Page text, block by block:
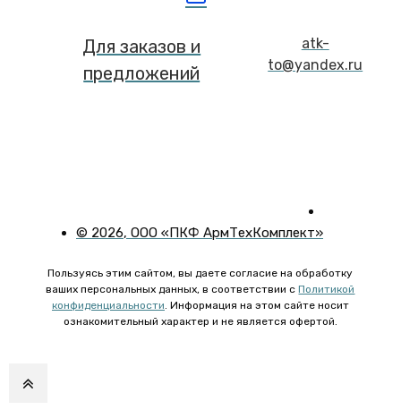
Для заказов и
предложений
atk-
to@yandex.ru
© 2026, ООО «ПКФ АрмТехКомплект»
Пользуясь этим сайтом, вы даете согласие на обработку
ваших персональных данных, в соответствии сПолитикой
конфиденциальности. Информация на этом сайте носит
ознакомительный характер и не является офертой.